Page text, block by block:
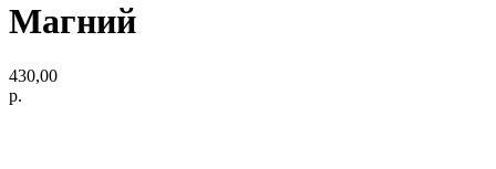
Магний
430,00
р.